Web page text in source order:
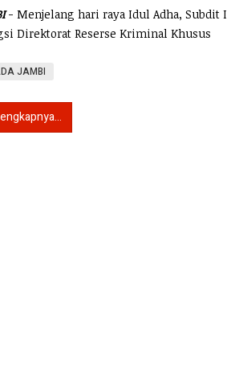
- Menjelang hari raya Idul Adha, Subdit I
Direktorat Reserse Kriminal Khusus
JAMBI